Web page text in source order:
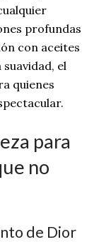
profundas
con aceites
suavidad, el
quienes
para
no
de Dior